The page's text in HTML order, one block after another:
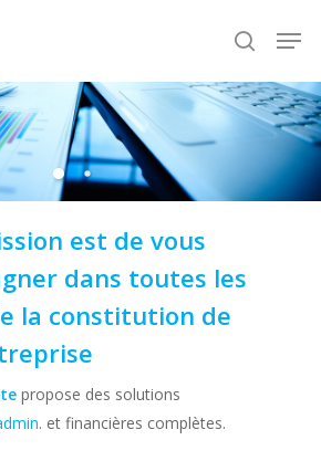
search
est de vous
dans toutes les
la constitution de
propose des solutions
. et financières complètes.
Menu